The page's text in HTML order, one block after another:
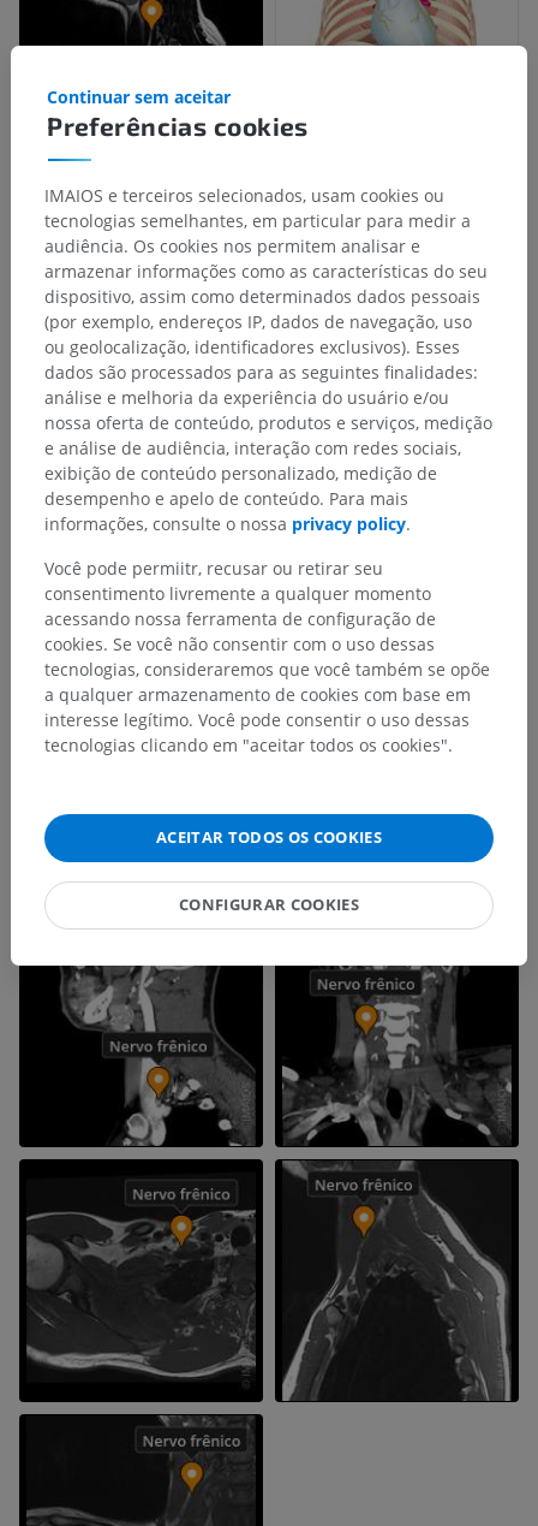
Preferências cookies
Continuar sem aceitar
IMAIOS e terceiros selecionados, usam cookies ou
tecnologias semelhantes, em particular para medir a
audiência. Os cookies nos permitem analisar e
armazenar informações como as características do seu
dispositivo, assim como determinados dados pessoais
(por exemplo, endereços IP, dados de navegação, uso
ou geolocalização, identificadores exclusivos). Esses
dados são processados para as seguintes finalidades:
análise e melhoria da experiência do usuário e/ou
nossa oferta de conteúdo, produtos e serviços, medição
e análise de audiência, interação com redes sociais,
exibição de conteúdo personalizado, medição de
desempenho e apelo de conteúdo. Para mais
informações, consulte o nossa privacy policy.
Você pode permiitr, recusar ou retirar seu
consentimento livremente a qualquer momento
acessando nossa ferramenta de configuração de
cookies. Se você não consentir com o uso dessas
tecnologias, consideraremos que você também se opõe
a qualquer armazenamento de cookies com base em
interesse legítimo. Você pode consentir o uso dessas
tecnologias clicando em "aceitar todos os cookies".
ACEITAR TODOS OS COOKIES
CONFIGURAR COOKIES